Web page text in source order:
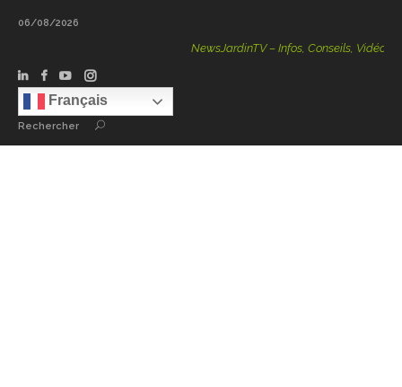
06/08/2026
NewsJardinTV – Infos, Conseils, Vidéos,
Français
Rechercher